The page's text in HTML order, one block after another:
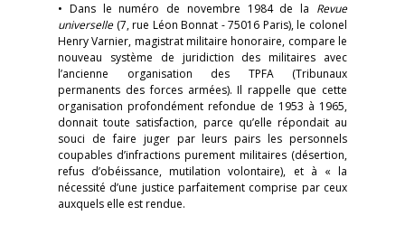
• Dans le numéro de novembre 1984 de la Revue
universelle (7, rue Léon Bonnat - 75016 Paris), le colonel
Henry Varnier, magistrat militaire honoraire, compare le
nouveau système de juridiction des militaires avec
l’ancienne organisation des TPFA (Tribunaux
permanents des forces armées). Il rappelle que cette
organisation profondément refondue de 1953 à 1965,
donnait toute satisfaction, parce qu’elle répondait au
souci de faire juger par leurs pairs les personnels
coupables d’infractions purement militaires (désertion,
refus d’obéissance, mutilation volontaire), et à « la
nécessité d’une justice parfaitement comprise par ceux
auxquels elle est rendue.